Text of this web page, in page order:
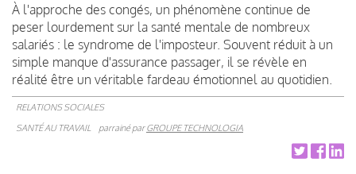
À l'approche des congés, un phénomène continue de
peser lourdement sur la santé mentale de nombreux
salariés : le syndrome de l'imposteur. Souvent réduit à un
simple manque d'assurance passager, il se révèle en
réalité être un véritable fardeau émotionnel au quotidien.
RELATIONS SOCIALES
SANTÉ AU TRAVAIL
parrainé parGROUPE TECHNOLOGIA